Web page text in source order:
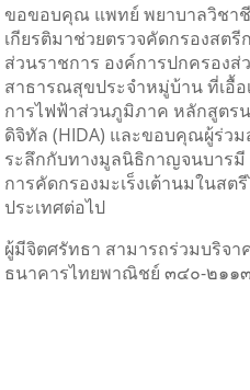
ขอขอบคุณ แพทย์ พยาบาลวิชา
เกียรติมาช่วยตรวจคัดกรองสต
ส่วนราชการ องค์การปกครอง
สาธารณสุขประจำหมู่บ้าน ที่เอื้
การไฟฟ้าส่วนภูมิภาค หลักสูตร
ดิจิทัล (HIDA) และขอบคุณผู้ร่ว
ระลึกกับทางมูลนิธิกาญจนบารมี
การคัดกรองมะเร็งเต้านมในสต
ประเทศต่อไป
ผู้มีจิตศรัทธา สามารถร่วมบริจ
ธนาคารไทยพาณิชย์ ๓๔๐-๒๑๑